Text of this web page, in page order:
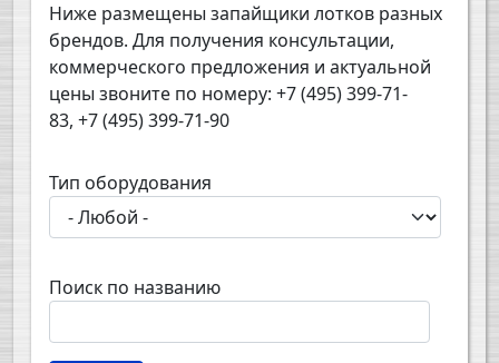
Ниже размещены запайщики лотков разных
брендов. Для получения консультации,
коммерческого предложения и актуальной
цены звоните по номеру: +7 (495) 399-71-
83, +7 (495) 399-71-90
Тип оборудования
Поиск по названию